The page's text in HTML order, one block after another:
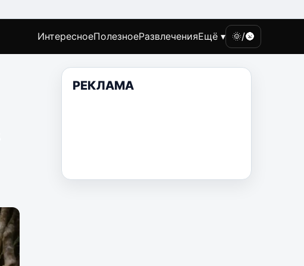
ИнтересноеПолезноеРазвлеченияЕщё ▾ 🌞/🌚
РЕКЛАМА